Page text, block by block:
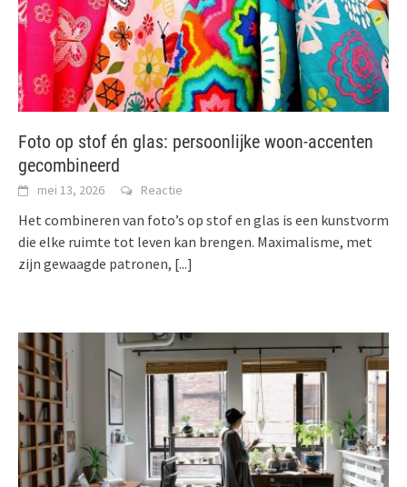
Foto op stof én glas: persoonlijke woon-accenten
gecombineerd
mei 13, 2026 Reactie
Het combineren van foto’s op stof en glas is een kunstvorm
die elke ruimte tot leven kan brengen. Maximalisme, met
zijn gewaagde patronen, [...]